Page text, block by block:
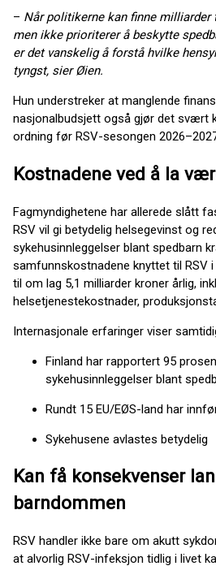
– Når politikerne kan finne
men ikke prioriterer å beskytte
er det vanskelig å forstå hvilke
tyngst, sier Øien.
Hun understreker at manglende
nasjonalbudsjett også gjør det svært
ordning før RSV-sesongen
Kostnadene ved å la
Fagmyndighetene har allerede slått
RSV vil gi betydelig helsegevinst og
sykehusinnleggelser blant spedbarn
samfunnskostnadene knyttet til RSV
til om lag 5,1 milliarder kroner årlig,
helsetjenestekostnader,
Internasjonale erfaringer viser
Finland har rapportert 95
sykehusinnleggelser blant
Rundt 15 EU/EØS-land har
Sykehusene avlastes betydelig
Kan få konsekvenser
barndommen
RSV handler ikke bare om akutt
at alvorlig RSV-infeksjon tidlig i livet